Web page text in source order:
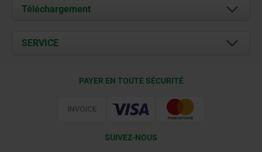
À propos de nous
Contact
Téléchargement
Documents
SERVICE
PAYER EN TOUTE SÉCURITÉ
SUIVEZ-NOUS